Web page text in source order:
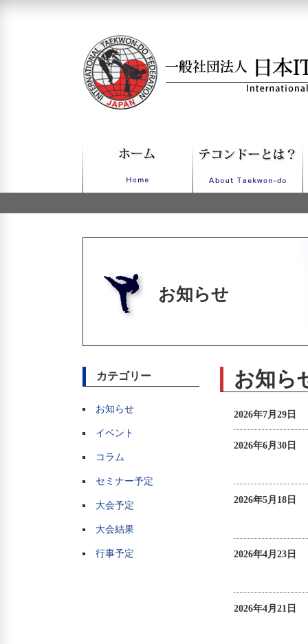
お知らせ
カテゴリー
お知らせ
イベント
コラム
セミナー予定
大会予定
大会結果
行事予定
お知ら
2026年7月29日
2026年6月30日
2026年5月18日
2026年4月23日
2026年4月21日